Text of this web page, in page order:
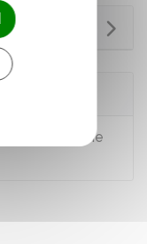
faire une